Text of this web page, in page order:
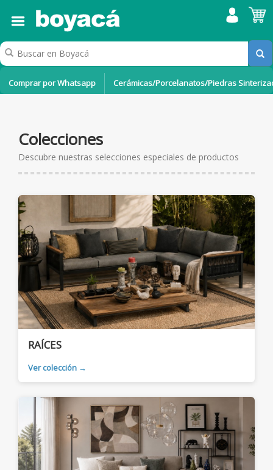
Comprar por Whatsapp Cerámicas/Porcelanatos/Piedras
Colecciones
Descubre nuestras selecciones especiales de productos
RAÍCES
Ver colección →